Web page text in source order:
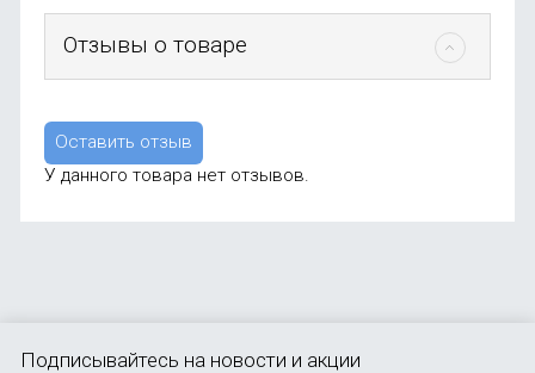
Отзывы о товаре
Оставить отзыв
У данного товара нет отзывов.
Подписывайтесь на новости и акции